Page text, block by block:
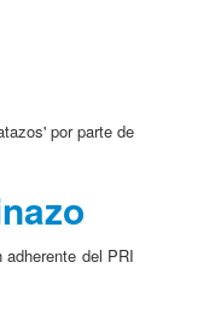
por parte de
del PRI